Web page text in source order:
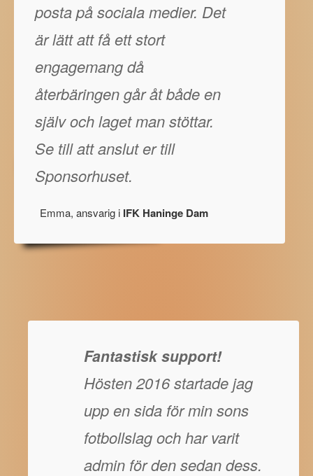
posta på sociala medier. Det
är lätt att få ett stort
engagemang då
återbäringen går åt både en
själv och laget man stöttar.
Se till att anslut er till
Sponsorhuset.
Emma, ansvarig i IFK Haninge Dam
Fantastisk support!
Hösten 2016 startade jag
upp en sida för min sons
fotbollslag och har varit
admin för den sedan dess.